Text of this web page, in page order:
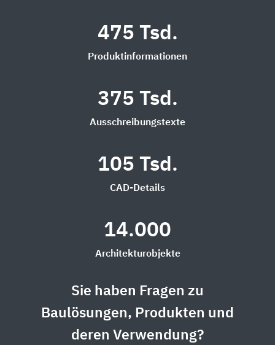
475 Tsd.
Produktinformationen
375 Tsd.
Ausschreibungstexte
105 Tsd.
CAD-Details
14.000
Architekturobjekte
Sie haben Fragen zu
Baulösungen, Produkten und
deren Verwendung?